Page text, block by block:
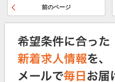
前のページ